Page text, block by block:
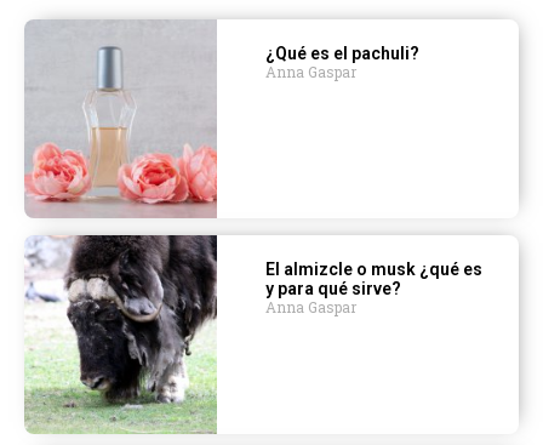
¿Qué es el pachuli?
Anna Gaspar
El almizcle o musk ¿qué es
y para qué sirve?
Anna Gaspar